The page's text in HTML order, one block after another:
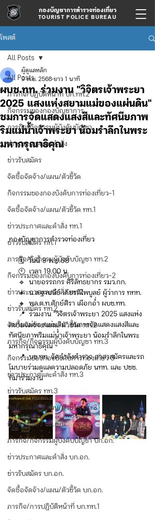
กองบัญชาการตำรวจท่องเที่ยว
TOURIST POLICE BUREAU
โพสต์
All Posts
ภารกิจ/ปฏิบัติหน้าที่ บก.ทท.2
กิจกรรมของกองบัญชาการ
ภารกิจ/กิจกรรมผู้บังคับบัญชา
ข่าวประกาศและคำสั่ง
ข่าวรับสมัคร
จัดซื้อจัดจ้าง/แผน/ตัวชี้วัด
กิจกรรมของกองบังคับการท่องเที่ยว-1
จัดซื้อจัดจ้าง/แผน/ตัวชี้วัด ทท.1
ข่าวประกาศและคำสั่ง ทท.1
ข่าวรับสมัคร ทท.1
ภารกิจ/กิจกรรมผู้บังคับบัญชา ทท.2
กิจกรรมของกองบังคับการท่องเที่ยว-2
ข่าวประกาศและคำสั่ง ทท.2
ข่าวรับสมัคร ทท.2
จัดซื้อจัดจ้าง/แผน/ตัวชี้วัด ทท.2
ภารกิจ/กิจกรรมผู้บังคับบัญชา ทท.3
กิจกรรมของกองบังคับการท่องเที่ยว 3
ข่าวประกาศและคำสั่ง ทท.3
ข่าวรับสมัคร ทท.3
จัดซื้อจัดจ้าง/แผน/ตัวชี้วัด ทท.3
กิจกรรมของ บก.อก.
ภารกิจ/กิจกรรมผู้บังคับบัญชา บก.อก.
ข่าวประกาศและคำสั่ง บก.อก.
ข่าวรับสมัคร บก.อก.
จัดซื้อจัดจ้าง/แผน/ตัวชี้วัด บก.อก.
ภารกิจ/การปฏิบัติหน้าที่ บก.ทท.1
All Posts
ผบช.ทท. ร่วมงาน "วิจิตรเจ้าพระยา
2025 แสงแห่งสยามแม่ของแผ่นดิน"
ชมการจัดแสดงแสงสีและทัศนียภาพ
ริมแม่น้ำเจ้าพระยา น้อมรำลึกในพระ
มหากรุณาธิคุณ
ผู้ดูแลหลัก
9 พ.ย. 2568 ยาว 1 นาที
กองบัญชาการตำรวจท่องเที่ยว
     🗓️  วันนี้ 9 พ.ย.68
     🕙  เวลา 19.00 น.
     🔹  นายอรรถกร ศิริลัทธยากร รมว.กก.
     🔸  น.ส.ฐาปนีย์ เกียรติไพบูลย์ ผู้ว่าการ ททท.
     🔸  พล.ต.ท.ศักย์ศิรา เผือกอ่ำ ผบช.ทท.
สยามแม่ของแผ่นดิน" ชมการจัดแสดงแสงสีและ
ทัศนียภาพริมแม่น้ำเจ้าพระยา น้อมรำลึกในพระ
มหากรุณาธิคุณ
     📍  บช.ทท. จัดกำลังตำรวจ อาสาสมัครและรถ
โมบายร่วมดูแลความปลอดภัย นทท. และ ปชช.
ที่มาร่วมงาน